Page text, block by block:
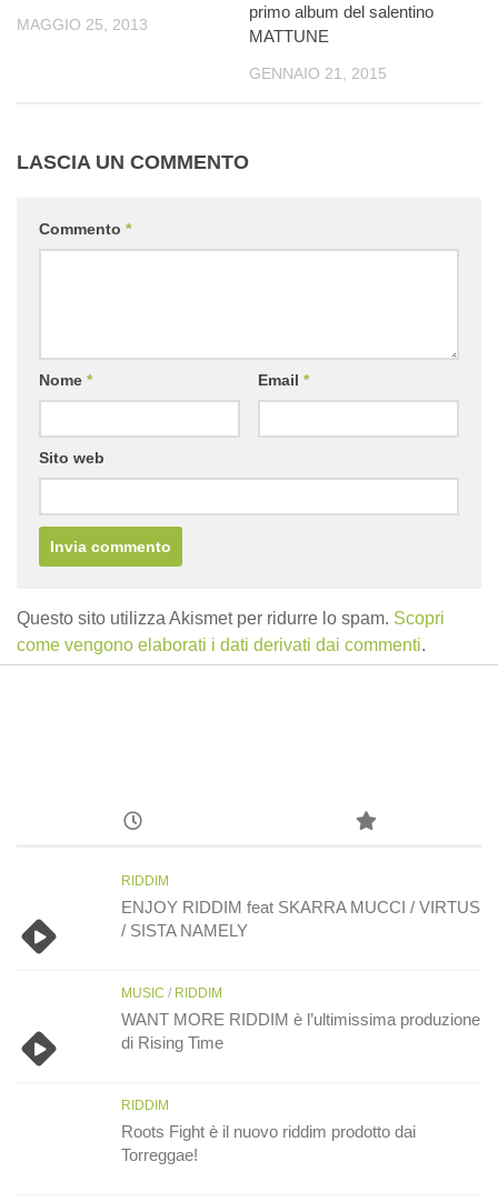
MAGGIO 25, 2013
primo album del salentino
MATTUNE
GENNAIO 21, 2015
LASCIA UN COMMENTO
Commento *
Nome * Email *
Sito web
Questo sito utilizza Akismet per ridurre lo spam. Scopri
come vengono elaborati i dati derivati dai commenti.
RIDDIM
ENJOY RIDDIM feat SKARRA MUCCI / VIRTUS
/ SISTA NAMELY
MUSIC / RIDDIM
WANT MORE RIDDIM è l’ultimissima produzione
di Rising Time
RIDDIM
Roots Fight è il nuovo riddim prodotto dai
Torreggae!